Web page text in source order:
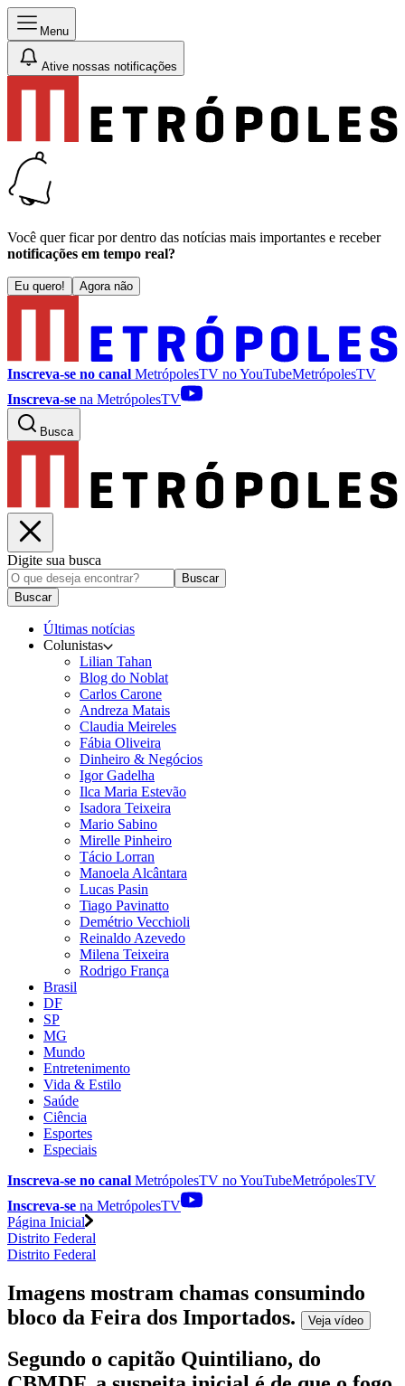
Menu
Ative nossas notificações
Você quer ficar por dentro das notícias mais importantes e receber
notificações em tempo real?
Eu quero! Agora não
Inscreva-se no canal MetrópolesTV noYouTubeMetrópolesTV
Inscreva-se na MetrópolesTV
Busca
Digite sua busca
Buscar
Buscar
Últimas notícias
Colunistas
Lilian Tahan
Blog do Noblat
Carlos Carone
Andreza Matais
Claudia Meireles
Fábia Oliveira
Dinheiro & Negócios
Igor Gadelha
Ilca Maria Estevão
Isadora Teixeira
Mario Sabino
Mirelle Pinheiro
Tácio Lorran
Manoela Alcântara
Lucas Pasin
Tiago Pavinatto
Demétrio Vecchioli
Reinaldo Azevedo
Milena Teixeira
Rodrigo França
Brasil
DF
SP
MG
Mundo
Entretenimento
Vida & Estilo
Saúde
Ciência
Esportes
Especiais
Inscreva-se no canal MetrópolesTV noYouTubeMetrópolesTV
Inscreva-se na MetrópolesTV
Página Inicial
Distrito Federal
Distrito Federal
Imagens mostram chamas consumindo
bloco da Feira dos Importados. Veja vídeo
Segundo o capitão Quintiliano, do